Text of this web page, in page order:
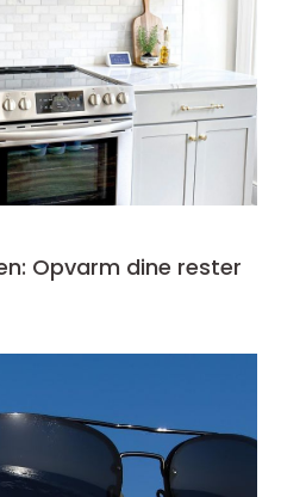
Opvarm dine rester